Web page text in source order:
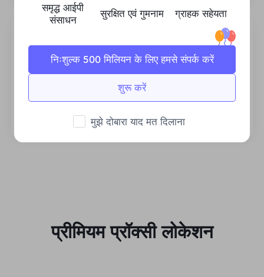
प्रचुर मात्रा में बैंडविड्थ व्यावसायिक मांगों का समर्थन करता
प्रीमियम प्रॉक्सी लोकेशन
समृद्ध आईपी
संसाधन
सुरक्षित एवं गुमनाम ग्राहक सहेयता
शुरू करें
निःशुल्क 500 मिलियन के लिए हमसे संपर्क करें
मुझे दोबारा याद मत दिलाना